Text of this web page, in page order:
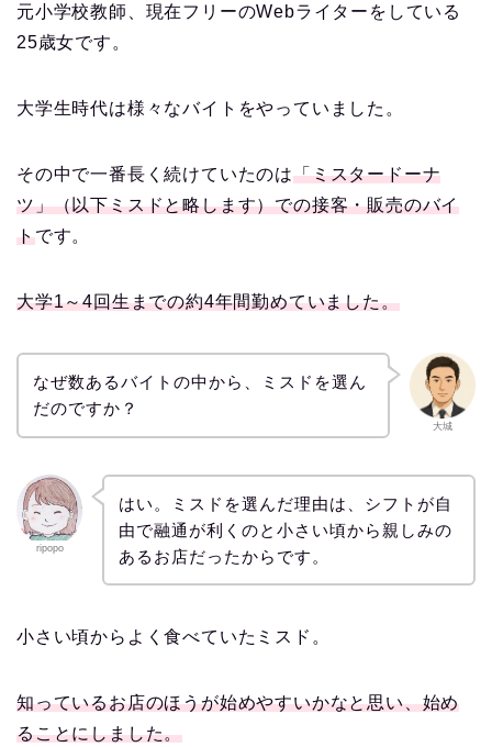
元小学校教師、現在フリーのWebライターをしている
25歳女です。
大学生時代は様々なバイトをやっていました。
その中で一番長く続けていたのは「ミスタードーナ
ツ」（以下ミスドと略します）での接客・販売のバイ
トです。
大学1～4回生までの約4年間勤めていました。
大城
なぜ数あるバイトの中から、ミスドを選ん
だのですか？
ripopo
はい。ミスドを選んだ理由は、シフトが自
由で融通が利くのと小さい頃から親しみの
あるお店だったからです。
小さい頃からよく食べていたミスド。
知っているお店のほうが始めやすいかなと思い、始め
ることにしました。